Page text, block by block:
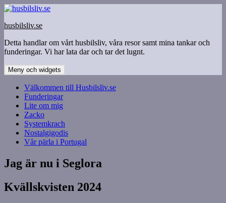
Hoppa
innehåll
husbilsliv.se
Detta handlar om vårt husbilsliv, våra resor samt mina tankar och
funderingar. Vi har lata dar och tar det lugnt.
Meny och widgets
Välkommen till Husbilsliv.se
Funderingar
Lite om mig
Zacko
Systemkrach
Nostalgigodis
Vår pärla i Portugal
Jag är nu i Seglora
Kvällskvisten 2024